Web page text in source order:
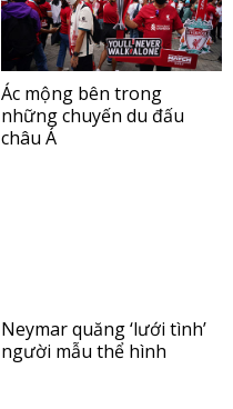
Ác mộng bên trong
những chuyến du đấu
châu Á
Neymar quăng ‘lưới tình’
người mẫu thể hình